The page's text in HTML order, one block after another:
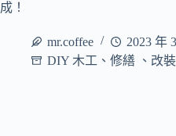
成！
mr.coffee
2023 年
DIY 木工、修繕 、改裝